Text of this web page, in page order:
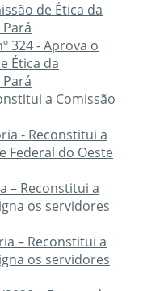
de Ética da
324 - Aprova o
Ética da
a Comissão
- Reconstitui a
Federal do Oeste
– Reconstitui a
os servidores
– Reconstitui a
os servidores